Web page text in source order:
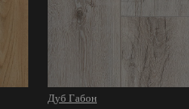
Дуб Габон